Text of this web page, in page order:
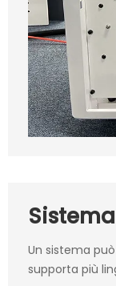
Un sistema
supporta più